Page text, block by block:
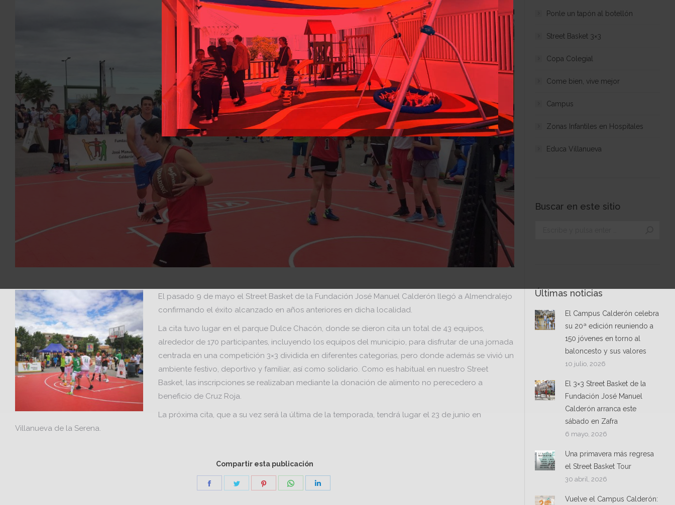
El pasado 9 de mayo el Street Basket de la Fundación José Manuel Calderón llegó a Almendralejo
confirmando el éxito alcanzado en años anteriores en dicha localidad.
La cita tuvo lugar en el parque Dulce Chacón, donde se dieron cita un total de 43 equipos,
alrededor de 170 participantes, incluyendo los equipos del municipio, para disfrutar de una jornada
centrada en una competición 3×3 dividida en diferentes categorías, pero donde además se vivió un
ambiente festivo, deportivo y familiar, así como solidario. Como es habitual en nuestro Street
Basket, las inscripciones se realizaban mediante la donación de alimento no perecedero a
beneficio de Cruz Roja.
La próxima cita, que a su vez será la última de la temporada, tendrá lugar el 23 de junio en
Villanueva de la Serena.
Compartir esta publicación
Share
Share
Share
Ponle un tapón al botellón
Street Basket 3×3
Copa Colegial
Come bien, vive mejor
Campus
Zonas Infantiles en Hospitales
Educa Villanueva
Buscar en este sitio
Últimas noticias
El Campus Calderón celebra
su 20ª edición reuniendo a
150 jóvenes en torno al
baloncesto y sus valores
10 julio, 2026
El 3×3 Street Basket de la
Fundación José Manuel
Calderón arranca este
sábado en Zafra
6 mayo, 2026
Una primavera más regresa
el Street Basket Tour
30 abril, 2026
Vuelve el Campus Calderón: